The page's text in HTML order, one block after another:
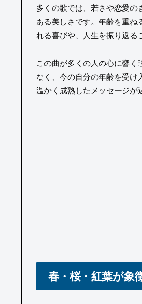
多くの歌では、若さや恋愛の
ある美しさです。年齢を重ね
れる喜びや、人生を振り返る
この曲が多くの人の心に響く
なく、今の自分の年齢を受け
温かく成熟したメッセージが
春・桜・紅葉が象